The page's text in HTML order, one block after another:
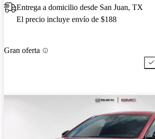
Entrega a domicilio desde San Juan, TX
El precio incluye envío de $188
Gran oferta